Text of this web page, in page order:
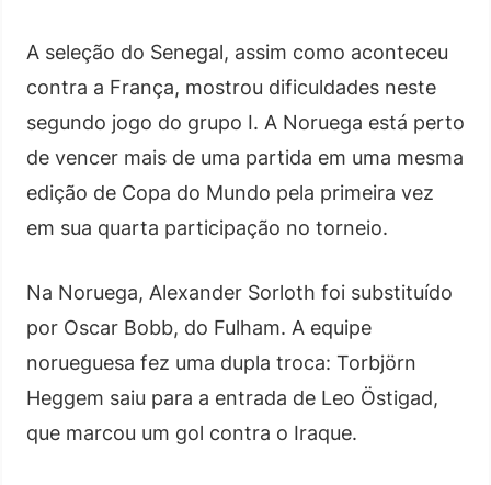
A seleção do Senegal, assim como aconteceu
contra a França, mostrou dificuldades neste
segundo jogo do grupo I. A Noruega está perto
de vencer mais de uma partida em uma mesma
edição de Copa do Mundo pela primeira vez
em sua quarta participação no torneio.
Na Noruega, Alexander Sorloth foi substituído
por Oscar Bobb, do Fulham. A equipe
norueguesa fez uma dupla troca: Torbjörn
Heggem saiu para a entrada de Leo Östigad,
que marcou um gol contra o Iraque.